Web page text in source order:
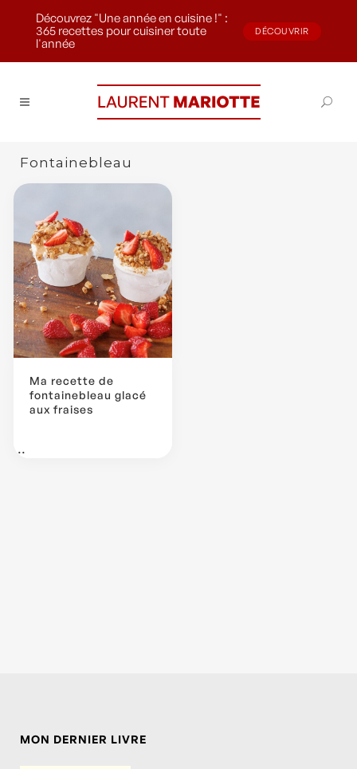
Découvrez "Une année en cuisine !" :
365 recettes pour cuisiner toute
l'année
DÉCOUVRIR
Fontainebleau
Ma recette de
fontainebleau glacé
aux fraises
...
MON DERNIER LIVRE